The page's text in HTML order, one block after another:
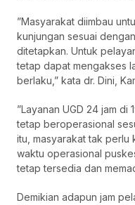
”Masyarakat diimbau
kunjungan sesuai
ditetapkan. Untuk
tetap dapat mengakses
berlaku,” kata dr. Dini,
”Layanan UGD 24 jam di
tetap beroperasional
itu, masyarakat tak
waktu operasional
tetap tersedia dan
Demikian adapun jam